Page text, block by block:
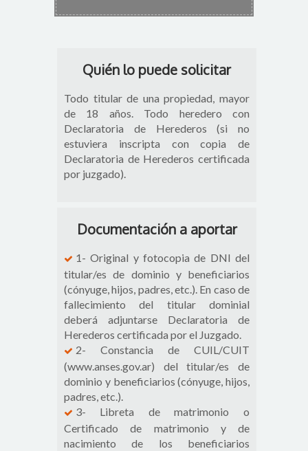
Quién lo puede solicitar
Todo titular de una propiedad, mayor
de 18 años. Todo heredero con
Declaratoria de Herederos (si no
estuviera inscripta con copia de
Declaratoria de Herederos certificada
por juzgado).
Documentación a aportar
1- Original y fotocopia de DNI del
titular/es de dominio y beneficiarios
(cónyuge, hijos, padres, etc.). En caso de
fallecimiento del titular dominial
deberá adjuntarse Declaratoria de
Herederos certificada por el Juzgado.
2- Constancia de CUIL/CUIT
(www.anses.gov.ar) del titular/es de
dominio y beneficiarios (cónyuge, hijos,
padres, etc.).
3- Libreta de matrimonio o
Certificado de matrimonio y de
nacimiento de los beneficiarios